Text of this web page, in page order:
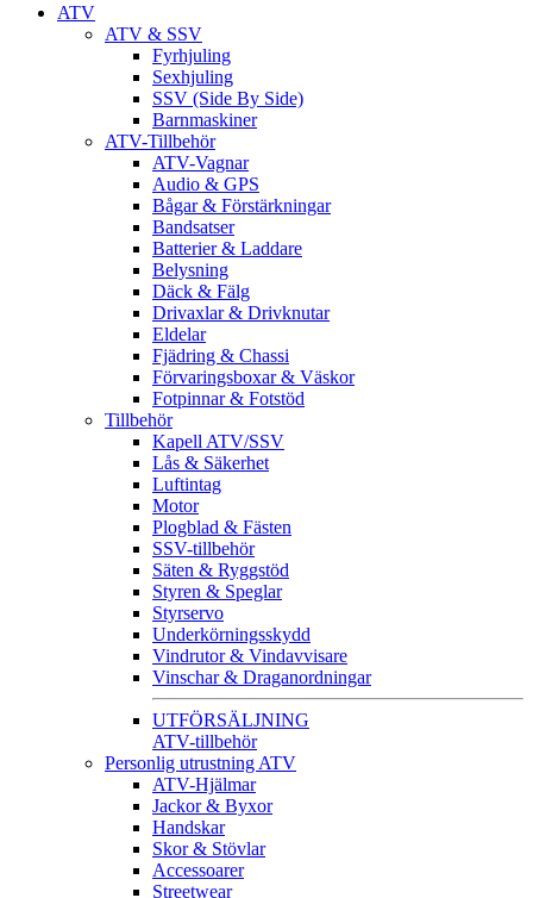
ATV
ATV & SSV
Fyrhjuling
Sexhjuling
SSV (Side By Side)
Barnmaskiner
ATV-Tillbehör
ATV-Vagnar
Audio & GPS
Bågar & Förstärkningar
Bandsatser
Batterier & Laddare
Belysning
Däck & Fälg
Drivaxlar & Drivknutar
Eldelar
Fjädring & Chassi
Förvaringsboxar & Väskor
Fotpinnar & Fotstöd
Tillbehör
Kapell ATV/SSV
Lås & Säkerhet
Luftintag
Motor
Plogblad & Fästen
SSV-tillbehör
Säten & Ryggstöd
Styren & Speglar
Styrservo
Underkörningsskydd
Vindrutor & Vindavvisare
Vinschar & Draganordningar
UTFÖRSÄLJNING
ATV-tillbehör
Personlig utrustning ATV
ATV-Hjälmar
Jackor & Byxor
Handskar
Skor & Stövlar
Accessoarer
Streetwear